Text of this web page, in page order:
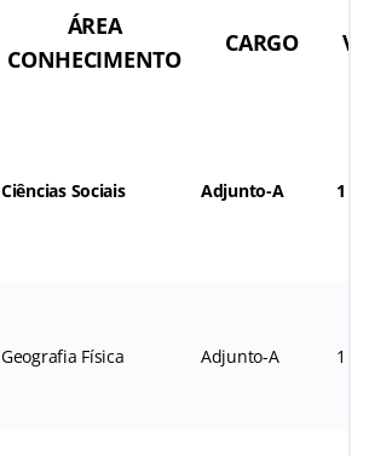
ÁREA
CONHECIMENTO
CARGO
Ciências Sociais Adjunto-A 1
Geografia Física Adjunto-A 1